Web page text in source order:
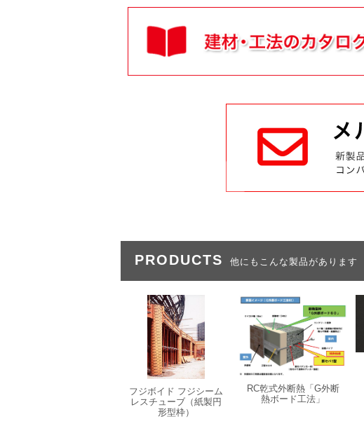
PRODUCTS 他にもこんな製品があります
フジボイド フジシーム
レスチューブ（紙製円
形型枠）
RC乾式外断熱「G外断
熱ボード工法」